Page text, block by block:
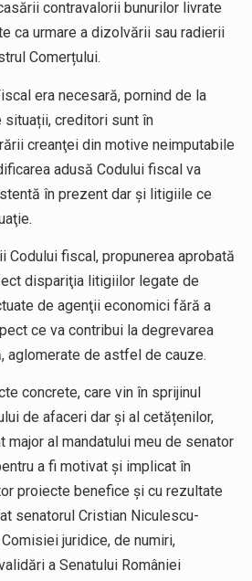
contravalorii bunurilor livrate
ca urmare a dizolvării sau radierii
Comerțului.
era necesară, pornind de la
situații, creditori sunt în
creanţei din motive neimputabile
adusă Codului fiscal va
în prezent dar şi litigiile ce
Codului fiscal, propunerea aprobată
dispariţia litigiilor legate de
de agenţii economici fără a
ce va contribui la degrevarea
aglomerate de astfel de cauze.
concrete, care vin în sprijinul
de afaceri dar și al cetățenilor,
major al mandatului meu de senator
a fi motivat și implicat în
proiecte benefice și cu rezultate
senatorul Cristian Niculescu-
juridice, de numiri,
a Senatului României